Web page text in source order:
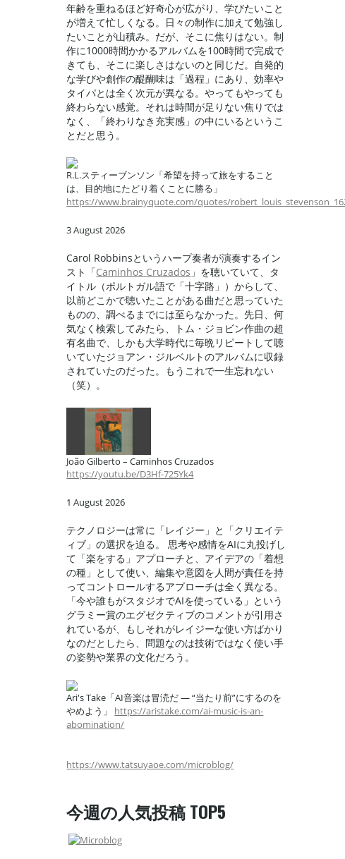
年齢を重ねるほど好奇心が広がり、学びたいこと
が増えて忙しくなる。日々の制作に加えて勉強し
たいことが山積み。だが、そこに焦りはない。制
作に1000時間かかるアルバムを100時間で完成で
きても、そこに楽しさはないのと同じだ。自発的
な学びや創作の醍醐味は「過程」にあり、効率や
タイパとは全く次元が異なる。やってもやっても
終わらない感覚。それは時間が足りない焦りでは
なく、「終わりなき充実感」の中にいるというこ
とだと思う。
R.L.スティーブンソン「希望を持って旅をすること
は、目的地にたどり着くことに勝る」
https://www.brainyquote.com/quotes/
3 August 2026
Carol Robbinsというハープ奏者が演奏するイン
スト「Caminhos Cruzados 」を聴いていて、タ
イトル（ポルトガル語で「十字路」）からして、
以前どこかで聴いたことがある曲だと思っていた
ものの、調べるまでには至らなかった。先日、何
気なく検索してみたら、トム・ジョビン作曲の超
有名曲で、しかも大学時代に毎晩リピートして聴
いていたジョアン・ジルベルトのアルバムに収録
されていたのだった。もうこれで一生忘れない
（笑）。
João Gilberto – Caminhos Cruzados
https://youtu.be/D3Hf-725Yk4
1 August 2026
テクノロジーは常に「レイジー」と「クリエイテ
ィブ」の選択を迫る。 思考や感情をAIに丸投げし
て「楽をする」アプローチと、アイデアの「着想
の種」として使い、編集や意図を人間が責任を持
ってコントロールするアプローチは全く異なる。
「今や誰もがスタジオでAIを使っている」という
グラミー賞のエグゼクティブのコメントが引用さ
れているが、もしそれがレイジーな使い方ばかり
なのだとしたら、問題なのは技術ではなく使い手
の姿勢や業界の文化だろう。
Ari's Take「AI音楽は冒涜だ — “当たり前”にするのを
やめよう」 https://aristake.com/ai-music-is-an-
abomination/
https://www.tatsuyaoe.com/microblog/
今週の人気投稿 TOP5